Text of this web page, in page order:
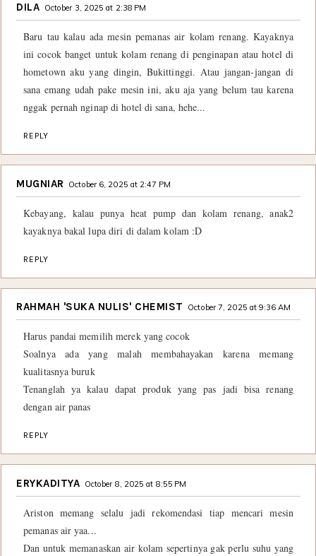
DILA October 3, 2025 at 2:38 PM
Baru tau kalau ada mesin pemanas air kolam renang. Kayaknya
ini cocok banget untuk kolam renang di penginapan atau hotel di
hometown aku yang dingin, Bukittinggi. Atau jangan-jangan di
sana emang udah pake mesin ini, aku aja yang belum tau karena
nggak pernah nginap di hotel di sana, hehe...
REPLY
MUGNIAR October 6, 2025 at 2:47 PM
Kebayang, kalau punya heat pump dan kolam renang, anak2
kayaknya bakal lupa diri di dalam kolam :D
REPLY
RAHMAH 'SUKA NULIS' CHEMIST October 7, 2025 at 9:36 AM
Harus pandai memilih merek yang cocok
Soalnya ada yang malah membahayakan karena memang
kualitasnya buruk
Tenanglah ya kalau dapat produk yang pas jadi bisa renang
dengan air panas
REPLY
ERYKADITYA October 8, 2025 at 8:55 PM
Ariston memang selalu jadi rekomendasi tiap mencari mesin
pemanas air yaa...
Dan untuk memanaskan air kolam sepertinya gak perlu suhu yang